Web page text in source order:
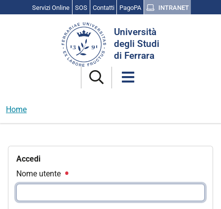
Servizi Online SOS Contatti PagoPA INTRANET
Università
degli Studi
di Ferrara
Home
Accedi
Nome utente